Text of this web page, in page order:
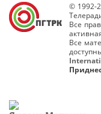
© 1992-
Все
Все